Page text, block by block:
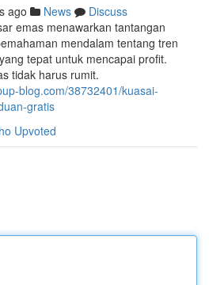
ago News
Discuss
emas menawarkan tantangan
mendalam tentang tren
tepat untuk mencapai profit.
tidak harus rumit.
blog.com/38732401/kuasai-
gratis
Upvoted